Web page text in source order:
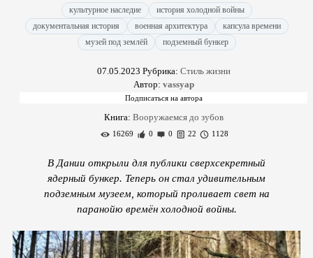
культурное наследие
история холодной войны
документальная история
военная архитектура
капсула времени
музей под землёй
подземный бункер
07.05.2023 Рубрика: Стиль жизни
Автор: vassyap
Книга: Вооружаемся до зубов
16269 0 0 22 1128
В Дании открыли для публики сверхсекретный
ядерный бункер. Теперь он стал удивительным
подземным музеем, который проливает свет на
паранойю времён холодной войны.